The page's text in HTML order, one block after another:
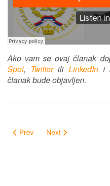
Ako vam se ovaj članak
Spot, Twitterili LinkedIni
članak bude objavljen.
Prev Next